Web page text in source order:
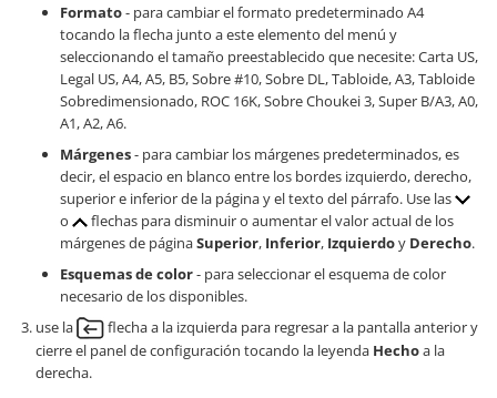
Formato- para cambiar el formato predeterminado A4
tocando la flecha junto a este elemento del menú y
seleccionando el tamaño preestablecido que necesite: Carta US,
Legal US, A4, A5, B5, Sobre #10, Sobre DL, Tabloide, A3, Tabloide
Sobredimensionado, ROC 16K, Sobre Choukei 3, Super B/A3, A0,
A1, A2, A6.
Márgenes- para cambiar los márgenes predeterminados, es
decir, el espacio en blanco entre los bordes izquierdo, derecho,
superior e inferior de la página y el texto del párrafo. Use las
o
flechas para disminuir o aumentar el valor actual de los
márgenes de páginaSuperior, Inferior, Izquierdoy Derecho.
Esquemas de color- para seleccionar el esquema de color
necesario de los disponibles.
use la
flecha a la izquierda para regresar a la pantalla anterior y
cierre el panel de configuración tocando la leyenda Hechoa la
derecha.